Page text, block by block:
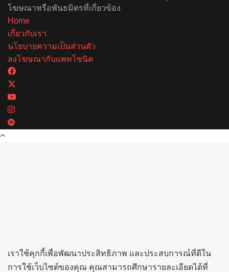
โฆษณาหรือพันธมิตรที่เกี่ยวข้อง
Home
เกี่ยวกับเรา
นโยบายความเป็นส่วนตัว
ลงโฆษณากับแพทโซนิค
เราใช้คุกกี้เพื่อพัฒนาประสิทธิภาพ และประสบการณ์ที่ดีใน
การใช้เว็บไซต์ของคุณ คุณสามารถศึกษารายละเอียดได้ที่